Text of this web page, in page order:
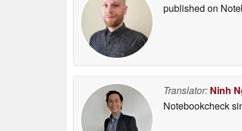
published on
Translator: Ninh
Notebookcheck